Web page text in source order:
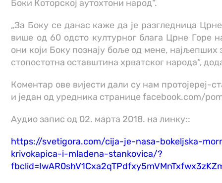
Боки Которској аутохтони народ“.
„За Боку се данас каже да је разгледница
више од 60 одсто културног блага Црне Горе
они који Боку познају боље од мене, најљепших
стопостотна оставштина хрватског народа“,
Коментар ове вијести дали су нам
и један од уредника странице facebook.com/
Аудио запис од 02. марта 2018. на линку::
https://svetigora.com/cija-je-nasa-bokeljska-
krivokapica-i-mladena-stankovica/?